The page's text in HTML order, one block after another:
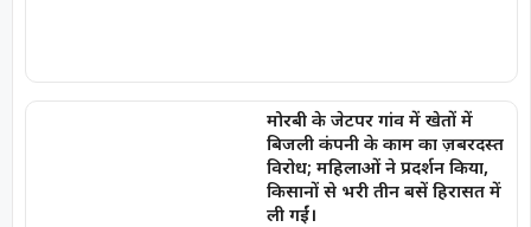
मोरबी के जेटपर गांव में खेतों में
बिजली कंपनी के काम का ज़बरदस्त
विरोध; महिलाओं ने प्रदर्शन किया,
किसानों से भरी तीन बसें हिरासत में
ली गईं।